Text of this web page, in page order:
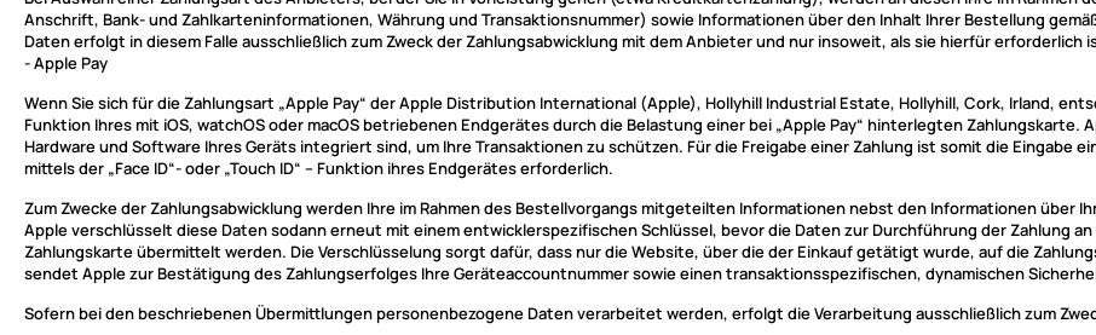
Anschrift, Bank- und Zahlkarteninformationen, Währung und Transaktionsnummer) sowie Informationen über den Inhalt Ihrer Bestellung
Daten erfolgt in diesem Falle ausschließlich zum Zweck der Zahlungsabwicklung mit dem Anbieter und nur insoweit, als sie hierfür erforderlich
- Apple Pay
Wenn Sie sich für die Zahlungsart „Apple Pay“ der Apple Distribution International (Apple), Hollyhill Industrial Estate, Hollyhill, Cork, Irland,
Funktion Ihres mit iOS, watchOS oder macOS betriebenen Endgerätes durch die Belastung einer bei „Apple Pay“ hinterlegten
Hardware und Software Ihres Geräts integriert sind, um Ihre Transaktionen zu schützen. Für die Freigabe einer Zahlung ist somit die Eingabe
mittels der „Face ID“- oder „Touch ID“ – Funktion ihres Endgerätes erforderlich.
Zum Zwecke der Zahlungsabwicklung werden Ihre im Rahmen des Bestellvorgangs mitgeteilten Informationen nebst den Informationen über
Apple verschlüsselt diese Daten sodann erneut mit einem entwicklerspezifischen Schlüssel, bevor die Daten zur Durchführung der Zahlung
Zahlungskarte übermittelt werden. Die Verschlüsselung sorgt dafür, dass nur die Website, über die der Einkauf getätigt wurde, auf die
sendet Apple zur Bestätigung des Zahlungserfolges Ihre Geräteaccountnummer sowie einen transaktionsspezifischen, dynamischen
Sofern bei den beschriebenen Übermittlungen personenbezogene Daten verarbeitet werden, erfolgt die Verarbeitung ausschließlich zum